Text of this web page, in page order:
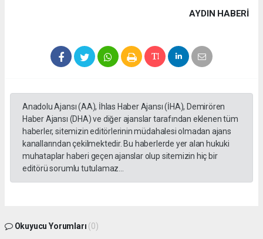
AYDIN HABERİ
Anadolu Ajansı (AA), İhlas Haber Ajansı (İHA), Demirören
Haber Ajansı (DHA) ve diğer ajanslar tarafından eklenen tüm
haberler, sitemizin editörlerinin müdahalesi olmadan ajans
kanallarından çekilmektedir. Bu haberlerde yer alan hukuki
muhataplar haberi geçen ajanslar olup sitemizin hiç bir
editörü sorumlu tutulamaz...
Okuyucu Yorumları (0)